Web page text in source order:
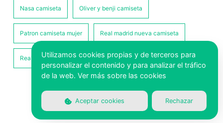
Nasa camiseta Oliver y benji camiseta
Patron camiseta mujer Real madrid nueva camiseta
Real sociedad camiseta
Utilizamos cookies propias y de terceros para
personalizar el contenido y para analizar el tráfico
de la web. Ver más sobre las cookies
Aceptar cookies Rechazar